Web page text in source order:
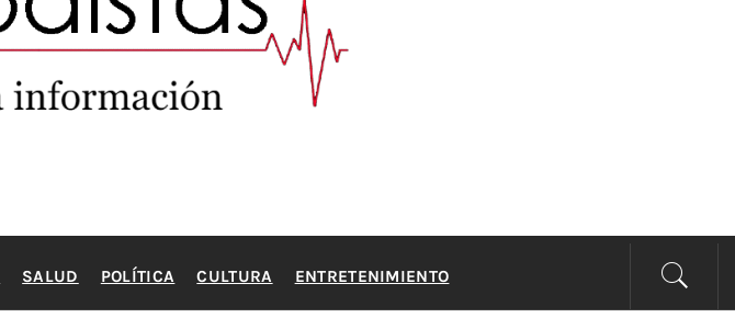
SALUD POLÍTICA CULTURA ENTRETENIMIENTO